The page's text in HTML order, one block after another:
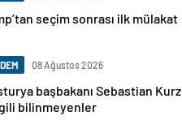
seçim sonrası ilk mülakat
08 Ağustos 2026
başbakanı Sebastian Kurz
bilinmeyenler